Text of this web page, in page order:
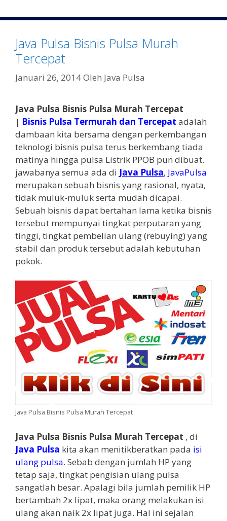
Java Pulsa Bisnis Pulsa Murah
Tercepat
Januari 26, 2014Oleh Java Pulsa
Java Pulsa Bisnis Pulsa Murah Tercepat
| Bisnis Pulsa Termurah dan Tercepat adalah
dambaan kita bersama dengan perkembangan
teknologi bisnis pulsa terus berkembang tiada
matinya hingga pulsa Listrik PPOB pun dibuat.
jawabanya semua ada di Java Pulsa, JavaPulsa
merupakan sebuah bisnis yang rasional, nyata,
tidak muluk-muluk serta mudah dicapai.
Sebuah bisnis dapat bertahan lama ketika bisnis
tersebut mempunyai tingkat perputaran yang
tinggi, tingkat pembelian ulang (rebuying) yang
stabil dan produk tersebut adalah kebutuhan
pokok.
Java Pulsa Bisnis Pulsa Murah Tercepat
Java Pulsa Bisnis Pulsa Murah Tercepat , di
Java Pulsa kita akan menitikberatkan pada isi
ulang pulsa. Sebab dengan jumlah HP yang
tetap saja, tingkat pengisian ulang pulsa
sangatlah besar. Apalagi bila jumlah pemilik HP
bertambah 2x lipat, maka orang melakukan isi
ulang akan naik 2x lipat juga. Hal ini sejalan